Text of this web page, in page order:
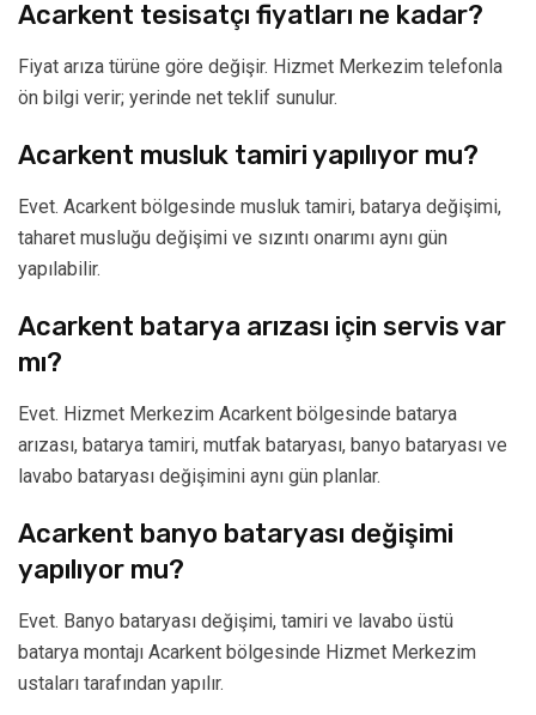
Acarkent tesisatçı fiyatları ne kadar?
Fiyat arıza türüne göre değişir. Hizmet Merkezim telefonla
ön bilgi verir; yerinde net teklif sunulur.
Acarkent musluk tamiri yapılıyor mu?
Evet. Acarkent bölgesinde musluk tamiri, batarya değişimi,
taharet musluğu değişimi ve sızıntı onarımı aynı gün
yapılabilir.
Acarkent batarya arızası için servis var
mı?
Evet. Hizmet Merkezim Acarkent bölgesinde batarya
arızası, batarya tamiri, mutfak bataryası, banyo bataryası ve
lavabo bataryası değişimini aynı gün planlar.
Acarkent banyo bataryası değişimi
yapılıyor mu?
Evet. Banyo bataryası değişimi, tamiri ve lavabo üstü
batarya montajı Acarkent bölgesinde Hizmet Merkezim
ustaları tarafından yapılır.